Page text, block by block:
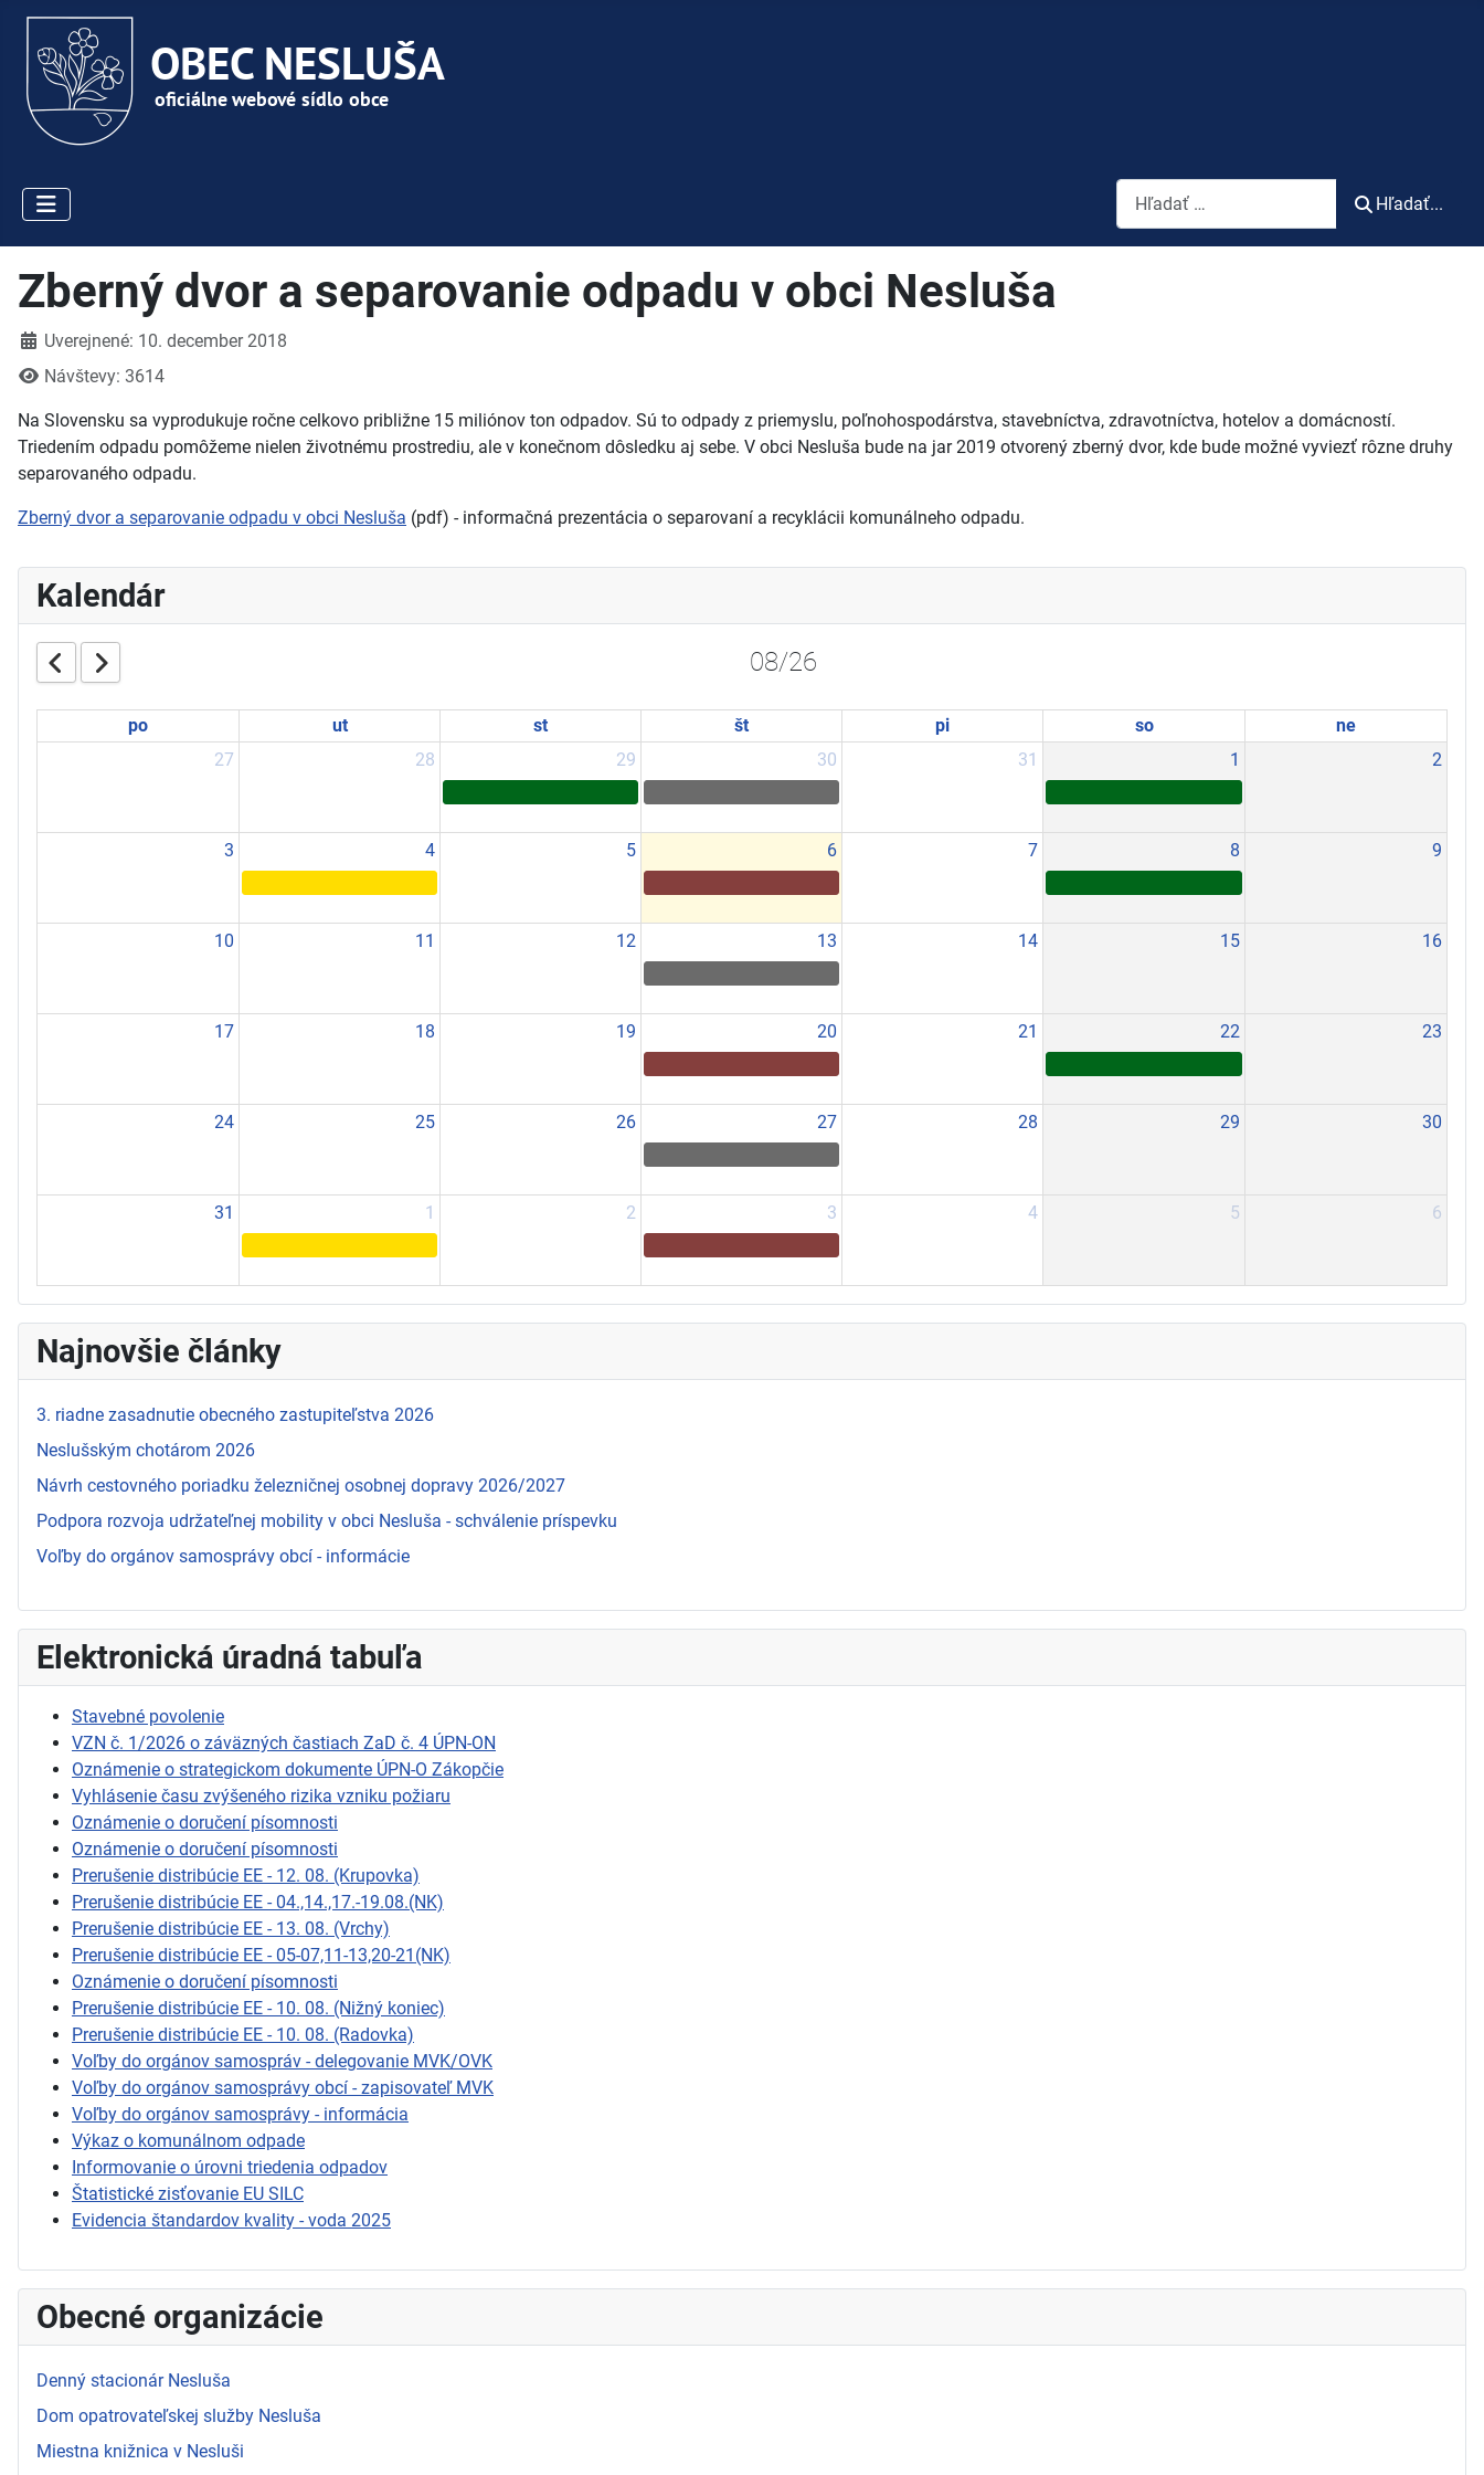
Vyhľadávanie
Hľadať...
Zberný dvor a separovanie odpadu v obci Nesluša
DetailyUverejnené: 10. december 2018
Návštevy: 3614
Na Slovensku sa vyprodukuje ročne celkovo približne 15 miliónov ton odpadov. Sú to odpady z priemyslu, poľnohospodárstva, stavebníctva, zdravotníctva, hotelov a domácností.
Triedením odpadu pomôžeme nielen životnému prostrediu, ale v konečnom dôsledku aj sebe. V obci Nesluša bude na jar 2019 otvorený zberný dvor, kde bude možné vyviezť rôzne druhy
separovaného odpadu.
Zberný dvor a separovanie odpadu v obci Nesluša (pdf) - informačná prezentácia o separovaní a recyklácii komunálneho odpadu.
Kalendár
08/26
po ut st št pi so
ne
27
28 29 30 31 1 2
3 4 5 6 7 8 9
10 11 12 13 14 15 16
17 18 19 20 21 22 23
24 25 26 27 28 29 30
31 1 2 3 4 5 6
Najnovšie články
3. riadne zasadnutie obecného zastupiteľstva 2026
Neslušským chotárom 2026
Návrh cestovného poriadku železničnej osobnej dopravy 2026/2027
Podpora rozvoja udržateľnej mobility v obci Nesluša - schválenie príspevku
Voľby do orgánov samosprávy obcí - informácie
Elektronická úradná tabuľa
Stavebné povolenie
VZN č. 1/2026 o záväzných častiach ZaD č. 4 ÚPN-ON
Oznámenie o strategickom dokumente ÚPN-O Zákopčie
Vyhlásenie času zvýšeného rizika vzniku požiaru
Oznámenie o doručení písomnosti
Oznámenie o doručení písomnosti
Prerušenie distribúcie EE - 12. 08. (Krupovka)
Prerušenie distribúcie EE - 04.,14.,17.-19.08.(NK)
Prerušenie distribúcie EE - 13. 08. (Vrchy)
Prerušenie distribúcie EE - 05-07,11-13,20-21(NK)
Oznámenie o doručení písomnosti
Prerušenie distribúcie EE - 10. 08. (Nižný koniec)
Prerušenie distribúcie EE - 10. 08. (Radovka)
Voľby do orgánov samospráv - delegovanie MVK/OVK
Voľby do orgánov samosprávy obcí - zapisovateľ MVK
Voľby do orgánov samosprávy - informácia
Výkaz o komunálnom odpade
Informovanie o úrovni triedenia odpadov
Štatistické zisťovanie EU SILC
Evidencia štandardov kvality - voda 2025
Obecné organizácie
Denný stacionár Nesluša
Dom opatrovateľskej služby Nesluša
Miestna knižnica v Nesluši